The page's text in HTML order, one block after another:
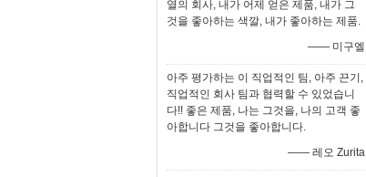
열의 회사, 내가 어제 얻은 제품, 내가 그
것을 좋아하는 색깔, 내가 좋아하는 제품.
—— 미구엘
아주 평가하는 이 직업적인 팀, 아주 끈기,
직업적인 회사 팀과 협력할 수 있었습니
다!! 좋은 제품, 나는 그것을, 나의 고객 좋
아합니다 그것을 좋아합니다.
—— 레오 Zurita